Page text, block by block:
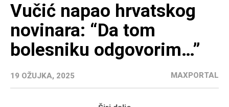
Vučić napao hrvatskog
novinara: “Da tom
bolesniku odgovorim…”
19 OŽUJKA, 2025 MAXPORTAL